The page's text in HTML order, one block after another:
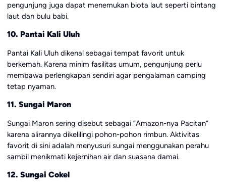
pengunjung juga dapat menemukan biota laut seperti bintang
laut dan bulu babi.
10. Pantai Kali Uluh
Pantai Kali Uluh dikenal sebagai tempat favorit untuk
berkemah. Karena minim fasilitas umum, pengunjung perlu
membawa perlengkapan sendiri agar pengalaman camping
tetap nyaman.
11. Sungai Maron
Sungai Maron sering disebut sebagai “Amazon-nya Pacitan”
karena alirannya dikelilingi pohon-pohon rimbun. Aktivitas
favorit di sini adalah menyusuri sungai menggunakan perahu
sambil menikmati kejernihan air dan suasana damai.
12. Sungai Cokel